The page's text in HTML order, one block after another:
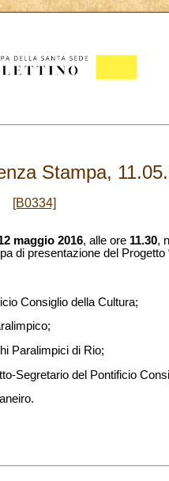
Stampa,
[B0334]
maggio 2016, alle ore 11.30,
di presentazione del Progetto
Consiglio della Cultura;
Paralimpici di Rio;
Segretario del Pontificio